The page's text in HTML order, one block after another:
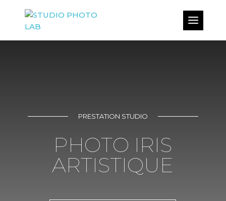
PRESTATION STUDIO
PHOTO IRIS
ARTISTIQUE